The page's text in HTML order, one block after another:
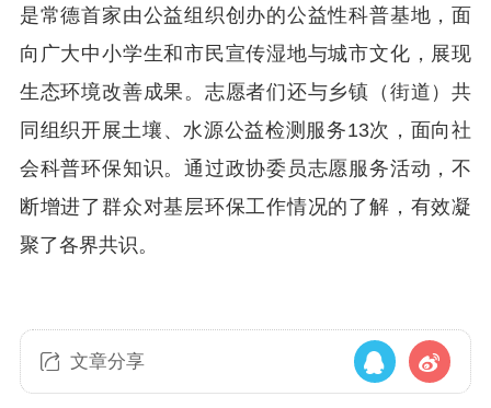
是常德首家由公益组织创办的公益性科普基地，面
向广大中小学生和市民宣传湿地与城市文化，展现
生态环境改善成果。志愿者们还与乡镇（街道）共
同组织开展土壤、水源公益检测服务13次，面向社
会科普环保知识。通过政协委员志愿服务活动，不
断增进了群众对基层环保工作情况的了解，有效凝
聚了各界共识。
文章分享